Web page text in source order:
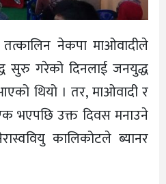
तत्कालिन नेकपा माओवादीले
सुरु गरेको दिनलाई जनयुद्ध
थियो । तर, माओवादी र
भएपछि उक्त दिवस मनाउने
कालिकोटले ब्यानर